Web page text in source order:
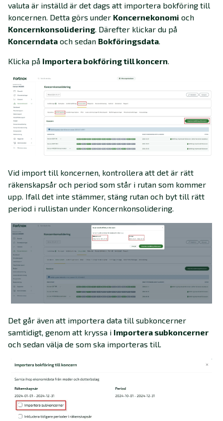
valuta är inställd är det dags att importera bokföring till
koncernen. Detta görs under Koncernekonomi och
Koncernkonsolidering. Därefter klickar du på
Koncerndata och sedan Bokföringsdata.
Klicka på Importera bokföring till koncern.
Vid import till koncernen, kontrollera att det är rätt
räkenskapsår och period som står i rutan som kommer
upp. Ifall det inte stämmer, stäng rutan och byt till rätt
period i rullistan under Koncernkonsolidering.
Det går även att importera data till subkoncerner
samtidigt, genom att kryssa i Importera subkoncerner
och sedan välja de som ska importeras till.